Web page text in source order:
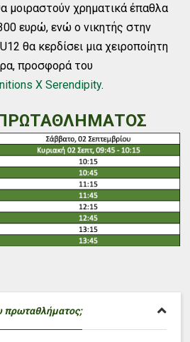
μοιραστούν χρηματικά έπαθλα
ευρώ, ενώ ο νικητής στην
θα κερδίσει μια χειροποίητη
προσφορά του
X Serendipity.
πρωταθλήματος;